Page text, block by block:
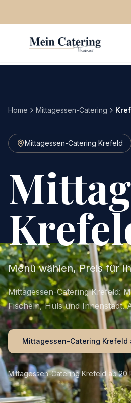
Home Mittagessen-Catering
Mittagessen-Catering Krefeld
Menü wählen, Preis für
Mittagessen-Catering Krefeld:
Fischeln, Hüls und Innenstadt.
Mittagessen-Catering Krefeld
Mittagessen-Catering Krefeld ab 20